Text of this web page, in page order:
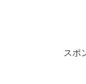
スポ